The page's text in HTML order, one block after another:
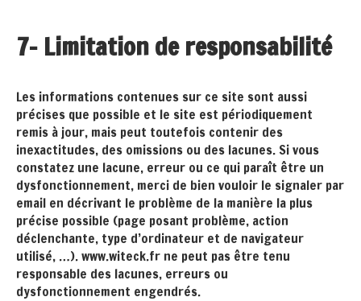
7- Limitation de responsabilité
Les informations contenues sur ce site sont aussi
précises que possible et le site est périodiquement
remis à jour, mais peut toutefois contenir des
inexactitudes, des omissions ou des lacunes. Si vous
constatez une lacune, erreur ou ce qui paraît être un
dysfonctionnement, merci de bien vouloir le signaler par
email en décrivant le problème de la manière la plus
précise possible (page posant problème, action
déclenchante, type d’ordinateur et de navigateur
utilisé, …). www.witeck.fr ne peut pas être tenu
responsable des lacunes, erreurs ou
dysfonctionnement engendrés.